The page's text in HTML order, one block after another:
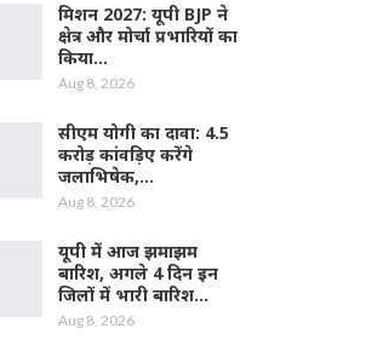
मिशन 2027: यूपी BJP ने
क्षेत्र और मोर्चा प्रभारियों का
किया…
Aug 8, 2026
सीएम योगी का दावा: 4.5
करोड़ कांवड़िए करेंगे
जलाभिषेक,…
Aug 8, 2026
यूपी में आज झमाझम
बारिश, अगले 4 दिन इन
जिलों में भारी बारिश…
Aug 8, 2026